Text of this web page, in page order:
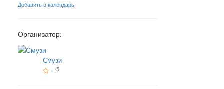
Добавить в календарь
Организатор:
Смузи
- /5